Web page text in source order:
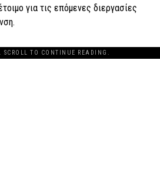
για τις επόμενες διεργασίες
SCROLL TO CONTINUE READING.